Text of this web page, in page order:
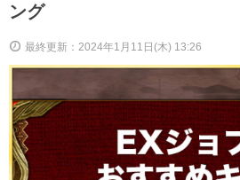
ング
最終更新：2024年1月11日(木) 13:26